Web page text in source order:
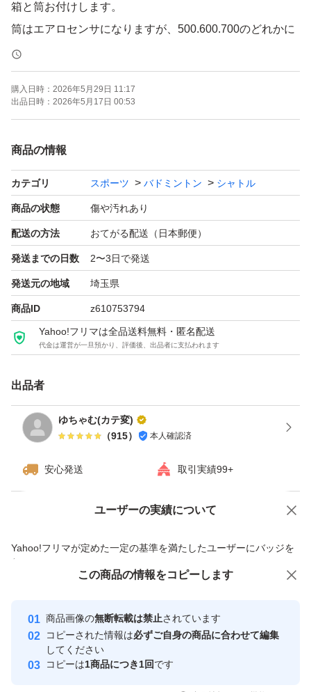
箱と筒お付けします。
筒はエアロセンサになりますが、500.600.700のどれかに
なります。
お値下げ致しかねますが、再出品はご対応させて頂きます
ので、ご質問より連絡をお願いしますm(_ _)m
購入日時： 2026年5月29日 11:17
出品日時： 2026年5月17日 00:53
商品の情報
カテゴリ スポーツ バドミントン シャトル
商品の状態 傷や汚れあり
配送の方法 おてがる配送（日本郵便）
発送までの日数 2〜3日で発送
発送元の地域 埼玉県
商品ID z610753794
Yahoo!フリマは全品送料無料・匿名配送
代金は運営が一旦預かり、評価後、出品者に支払われます
出品者
ゆちゃむ(カテ変)
（915） 本人確認済
安心発送 取引実績99+
ユーザーの実績について
Yahoo!フリマが定めた一定の基準を満たしたユーザーにバッジを
付与しています
安心取引出品者
心・安全なユーザーです
取引実績
引を完了させた実績があります
価格の相談 商品への質問
この商品の情報をコピーします
商品画像の無断転載は禁止されています
コピーされた情報は必ずご自身の商品に合わせて編集
してください
コピーは1商品につき1回です
この商品をみている人にオススメ